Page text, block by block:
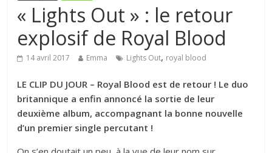
« Lights Out » : le retour
explosif de Royal Blood
14 avril 2017 Emma Lights Out, royal blood
LE CLIP DU JOUR – Royal Blood est de retour ! Le duo
britannique a enfin annoncé la sortie de leur
deuxième album, accompagnant la bonne nouvelle
d’un premier single percutant !